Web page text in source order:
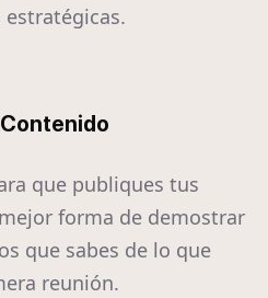
que publiques tus
forma de demostrar
que sabes de lo que
reunión.